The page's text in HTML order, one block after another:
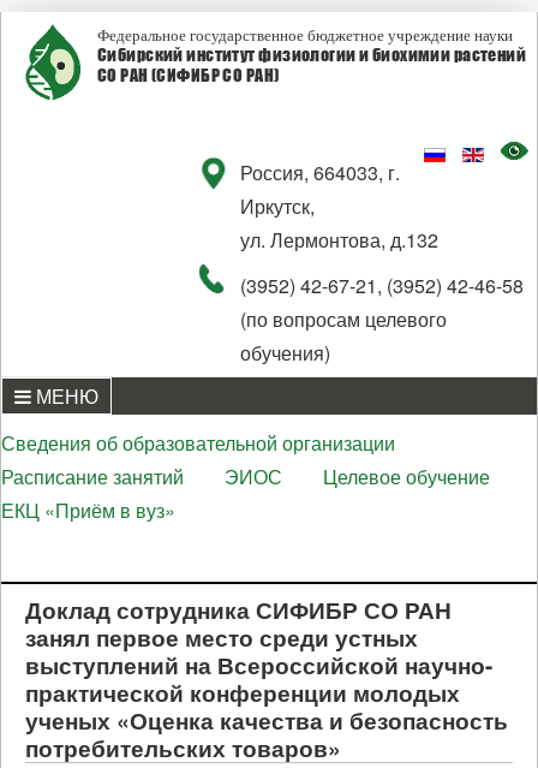
Федеральное государственное бюджетное учреждение науки
Сибирский институт физиологии и биохимии растений
СО РАН (СИФИБР СО РАН)
Россия, 664033, г.
Иркутск,
ул. Лермонтова, д.132
(3952) 42-67-21, (3952) 42-46-58
(по вопросам целевого
обучения)
МЕНЮ
Сведения об образовательной организации
Расписание занятий
ЭИОС
Целевое обучение
ЕКЦ «Приём в вуз»
Доклад сотрудника СИФИБР СО РАН
занял первое место среди устных
выступлений на Всероссийской научно-
практической конференции молодых
ученых «Оценка качества и безопасность
потребительских товаров»